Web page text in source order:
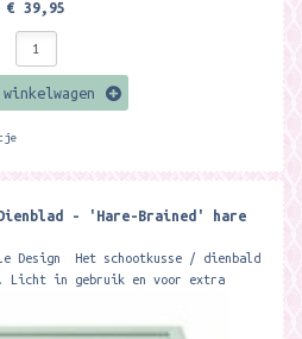
€ 39,95
- 'Hare-Brained' hare
Design Het schootkusse / dienbald
Licht in gebruik en voor extra